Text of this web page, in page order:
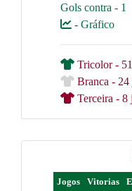
Gols contra - 1
- Gráfico
Tricolor -
Branca - 24
Terceira - 8
Jogos Vitorias